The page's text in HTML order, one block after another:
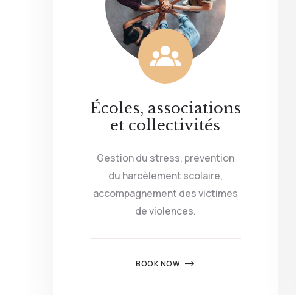
Écoles, associations
et collectivités
Gestion du stress, prévention
du harcèlement scolaire,
accompagnement des victimes
de violences.
BOOK NOW